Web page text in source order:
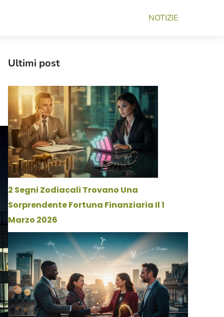
NOTIZIE
Ultimi post
2 Segni Zodiacali Trovano Una
Sorprendente Fortuna Finanziaria Il 1
Marzo 2026